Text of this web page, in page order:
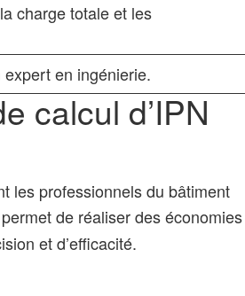
charge totale et les
en ingénierie.
calcul d’IPN
les professionnels du bâtiment
permet de réaliser des économies
et d’efficacité.